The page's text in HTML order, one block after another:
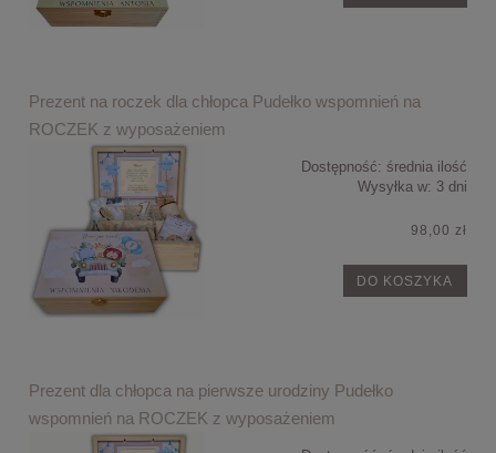
Prezent na roczek dla chłopca Pudełko wspomnień na
ROCZEK z wyposażeniem
Dostępność: średnia ilość
Wysyłka w: 3 dni
98,00 zł
DO KOSZYKA
Prezent dla chłopca na pierwsze urodziny Pudełko
wspomnień na ROCZEK z wyposażeniem